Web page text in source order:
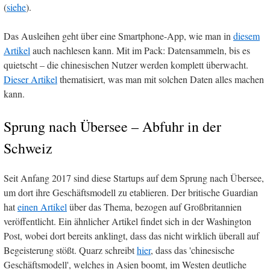
(siehe).
Das Ausleihen geht über eine Smartphone-App, wie man indiesem
Artikelauch nachlesen kann. Mit im Pack: Datensammeln, bis es
quietscht – die chinesischen Nutzer werden komplett überwacht.
Dieser Artikelthematisiert, was man mit solchen Daten alles machen
kann.
Sprung nach Übersee – Abfuhr in der
Schweiz
Seit Anfang 2017 sind diese Startups auf dem Sprung nach Übersee,
um dort ihre Geschäftsmodell zu etablieren. Der britische Guardian
hateinen Artikelüber das Thema, bezogen auf Großbritannien
veröffentlicht. Ein ähnlicher Artikel findet sich in der Washington
Post, wobei dort bereits anklingt, dass das nicht wirklich überall auf
Begeisterung stößt. Quarz schreibthier, dass das 'chinesische
Geschäftsmodell', welches in Asien boomt, im Westen deutliche